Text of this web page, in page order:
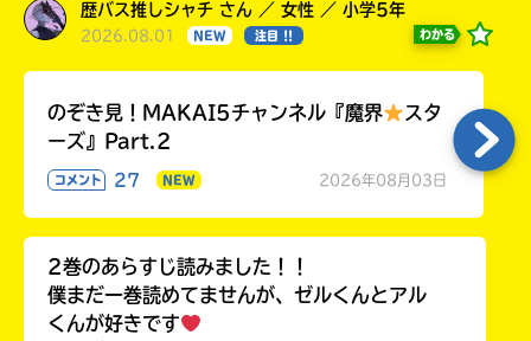
歴バス推しシャチ さん ／ 女性 ／ 小学5年
2026.08.01 NEW 注目 !! わかる
のぞき見！MAKAI5チャンネル『魔界
スタ
ーズ』Part.2
コメント 27 NEW 2026年08月03日
2巻のあらすじ読みました！！
僕まだ一巻読めてませんが、ゼルくんとアル
くんが好きです